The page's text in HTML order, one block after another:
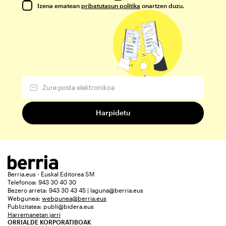
Izena ematean pribatutasun politika onartzen duzu.
Berria.eus - Euskal Editorea SM
Telefonoa: 943 30 40 30
Bezero arreta: 943 30 43 45 | laguna@berria.eus
Webgunea: webgunea@berria.eus
Publizitatea: publi@bidera.eus
Harremanetan jarri
ORRIALDE KORPORATIBOAK